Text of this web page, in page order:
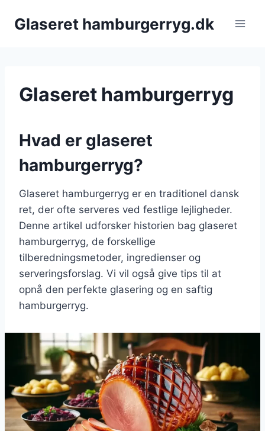
Glaseret hamburgerryg.dk
Glaseret hamburgerryg
Hvad er glaseret
hamburgerryg?
Glaseret hamburgerryg er en traditionel dansk
ret, der ofte serveres ved festlige lejligheder.
Denne artikel udforsker historien bag glaseret
hamburgerryg, de forskellige
tilberedningsmetoder, ingredienser og
serveringsforslag. Vi vil også give tips til at
opnå den perfekte glasering og en saftig
hamburgerryg.